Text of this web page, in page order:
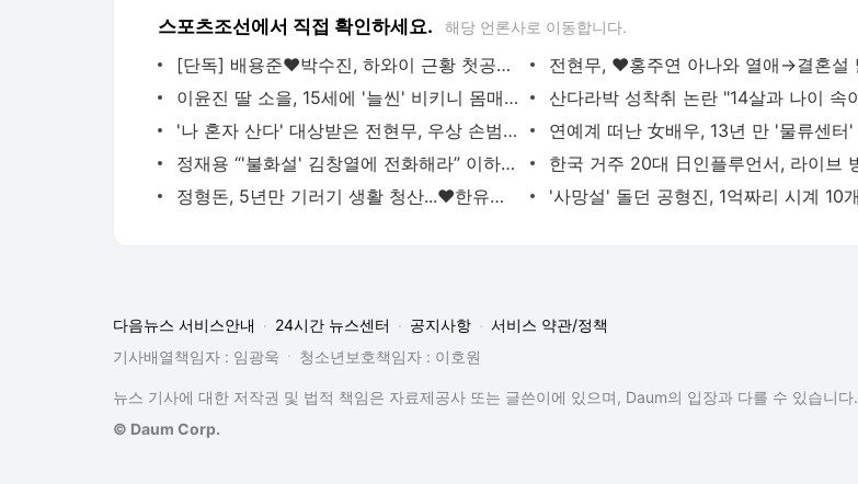
스포츠조선에서 직접 확인하세요. 해당 언론사로 이동합니다.
[단독] 배용준♥박수진, 하와이 근황 첫공개...각별한 자녀 사랑+통 큰…
이윤진 딸 소을, 15세에 '늘씬' 비키니 몸매 자랑...폭풍성장 근황
'나 혼자 산다' 대상받은 전현무, 우상 손범수에 "평행이론 그 자체"
정재용 “'불화설' 김창열에 전화해라” 이하늘 제안에 단호한 거절
정형돈, 5년만 기러기 생활 청산...♥한유라·쌍둥이 딸 귀국 "韓 가을, 미친듯이 설레"
다음뉴스 서비스안내 24시간 뉴스센터 공지사항
서비스 약관/정책
기사배열책임자 : 임광욱
청소년보호책임자 : 이호원
뉴스 기사에 대한 저작권 및 법적 책임은 자료제공사 또는 글쓴이에 있으며, Daum의 입장과 다를 수 있습니다.
© Daum Corp.